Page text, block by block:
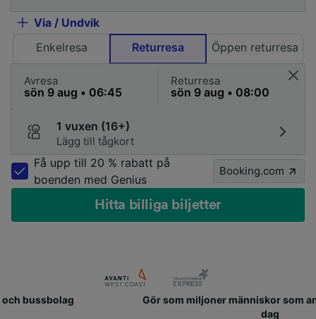
Via / Undvik
Enkelresa
Returresa Öppen returresa
Avresa Returresa
1 vuxen (16+)
Lägg till tågkort
Få upp till 20 % rabatt på
boenden med Genius
Booking.com
Hitta billiga biljetter
Gör som miljoner människor som använder oss varje